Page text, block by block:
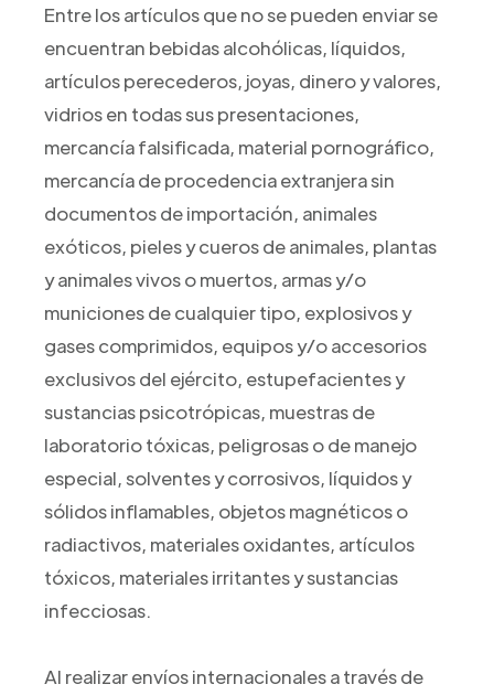
Entre los artículos que no se pueden enviar se
encuentran bebidas alcohólicas, líquidos,
artículos perecederos, joyas, dinero y valores,
vidrios en todas sus presentaciones,
mercancía falsificada, material pornográfico,
mercancía de procedencia extranjera sin
documentos de importación, animales
exóticos, pieles y cueros de animales, plantas
y animales vivos o muertos, armas y/o
municiones de cualquier tipo, explosivos y
gases comprimidos, equipos y/o accesorios
exclusivos del ejército, estupefacientes y
sustancias psicotrópicas, muestras de
laboratorio tóxicas, peligrosas o de manejo
especial, solventes y corrosivos, líquidos y
sólidos inflamables, objetos magnéticos o
radiactivos, materiales oxidantes, artículos
tóxicos, materiales irritantes y sustancias
infecciosas.
Al realizar envíos internacionales a través de